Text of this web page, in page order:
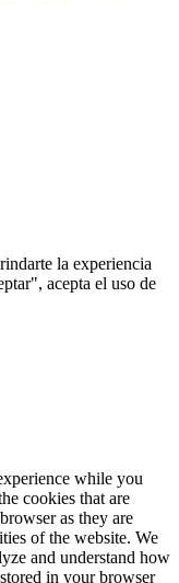
la experiencia
acepta el uso de
while you
cookies that are
as they are
of the website. We
and understand how
in your browser